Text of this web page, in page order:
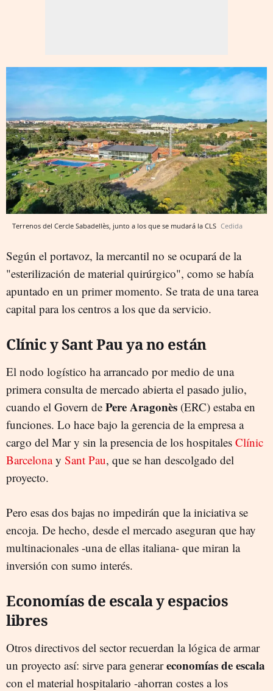
Terrenos del Cercle Sabadellès, junto a los que se mudará la CLS Cedida
Según el portavoz, la mercantil no se ocupará de la
"esterilización de material quirúrgico", como se había
apuntado en un primer momento. Se trata de una tarea
capital para los centros a los que da servicio.
Clínic y Sant Pau ya no están
El nodo logístico ha arrancado por medio de una
primera consulta de mercado abierta el pasado julio,
cuando el Govern de PereAragonès (ERC) estaba en
funciones. Lo hace bajo la gerencia de la empresa a
cargo del Mar y sin la presencia de los hospitales Clínic
Barcelonay Sant Pau, que se han descolgado del
proyecto.
Pero esas dos bajas no impedirán que la iniciativa se
encoja. De hecho, desde el mercado aseguran que hay
multinacionales -una de ellas italiana- que miran la
inversión con sumo interés.
Economías de escala y espacios
libres
Otros directivos del sector recuerdan la lógica de armar
un proyecto así: sirve para generareconomías de escala
con el material hospitalario -ahorran costes a los